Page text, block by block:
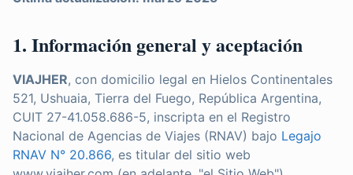
1. Información general y aceptación
VIAJHER, con domicilio legal en Hielos Continentales
521, Ushuaia, Tierra del Fuego, República Argentina,
CUIT 27-41.058.686-5, inscripta en el Registro
Nacional de Agencias de Viajes (RNAV) bajo Legajo
RNAV N° 20.866, es titular del sitio web